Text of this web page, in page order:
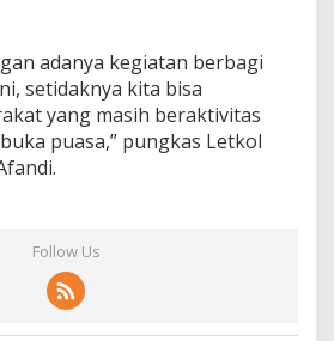
adanya kegiatan berbagi
setidaknya kita bisa
yang masih beraktivitas
puasa,” pungkas Letkol
Follow Us